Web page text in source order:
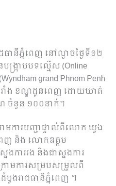
ធានីភ្នំពេញ នៅល្ងាចថ្ងៃទី១២
ង្ក្រាបបទល្មើស (Online
grand Phnom Penh
រាំង ខណ្ឌដូនពេញ ដោយឃាត់
ចំនួន ១០០នាក់។
ោមការបញ្ជាផ្ទាល់ពីលោក ឃួង
េញ និង លោកឧត្តម
ការរង និងជាស្នងការ
រោមការសម្របសម្រួលពី
ងរាជធានីភ្នំពេញ ។